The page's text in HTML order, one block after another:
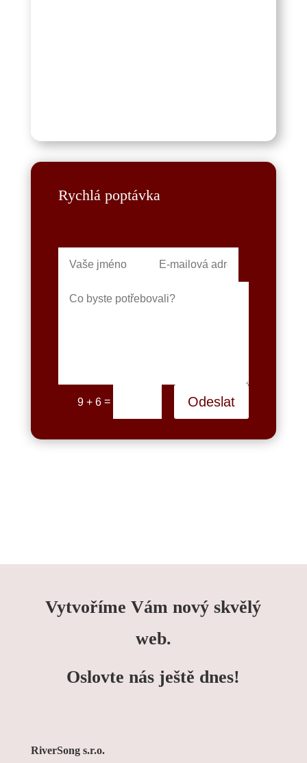
Rychlá poptávka
9 + 6 = Odeslat
Vytvoříme Vám nový skvělý
web.
Oslovte nás ještě dnes!
RiverSong s.r.o.